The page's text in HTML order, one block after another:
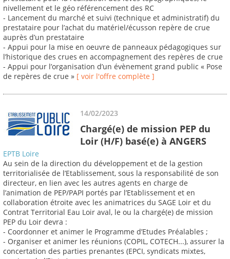
nivellement et le géo référencement des RC
- Lancement du marché et suivi (technique et administratif) du
prestataire pour l’achat du matériel/écusson repère de crue
auprès d’un prestataire
- Appui pour la mise en oeuvre de panneaux pédagogiques sur
l’historique des crues en accompagnement des repères de crue
- Appui pour l’organisation d’un évènement grand public « Pose
de repères de crue » [ voir l'offre complète ]
14/02/2023
Chargé(e) de mission PEP du
Loir (H/F) basé(e) à ANGERS
EPTB Loire
Au sein de la direction du développement et de la gestion
territorialisée de l’Etablissement, sous la responsabilité de son
directeur, en lien avec les autres agents en charge de
l’animation de PEP/PAPI portés par l’Etablissement et en
collaboration étroite avec les animatrices du SAGE Loir et du
Contrat Territorial Eau Loir aval, le ou la chargé(e) de mission
PEP du Loir devra :
- Coordonner et animer le Programme d’Etudes Préalables ;
- Organiser et animer les réunions (COPIL, COTECH...), assurer la
concertation des parties prenantes (EPCI, syndicats mixtes,